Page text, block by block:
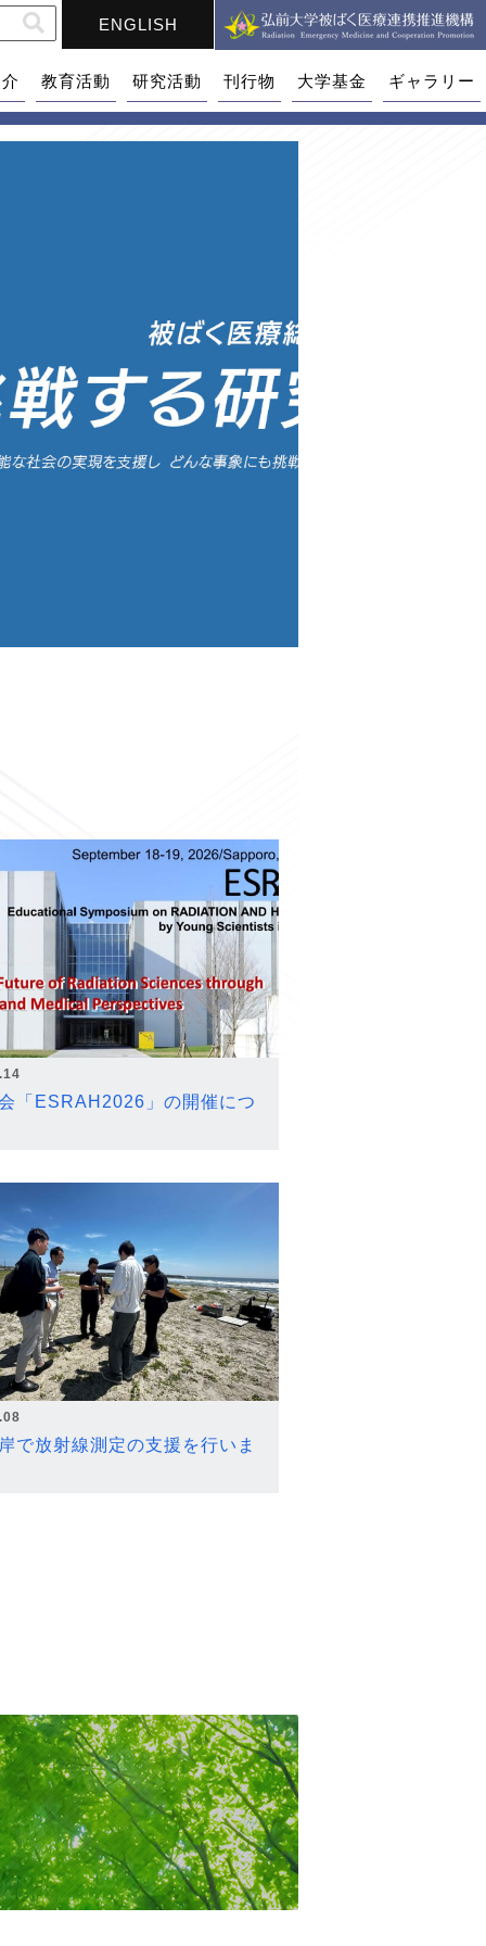
ENGLISH
教育活動 研究活動 刊行物 大学基金 ギャラリー
「ESRAH2026」の開催につ
で放射線測定の支援を行いま